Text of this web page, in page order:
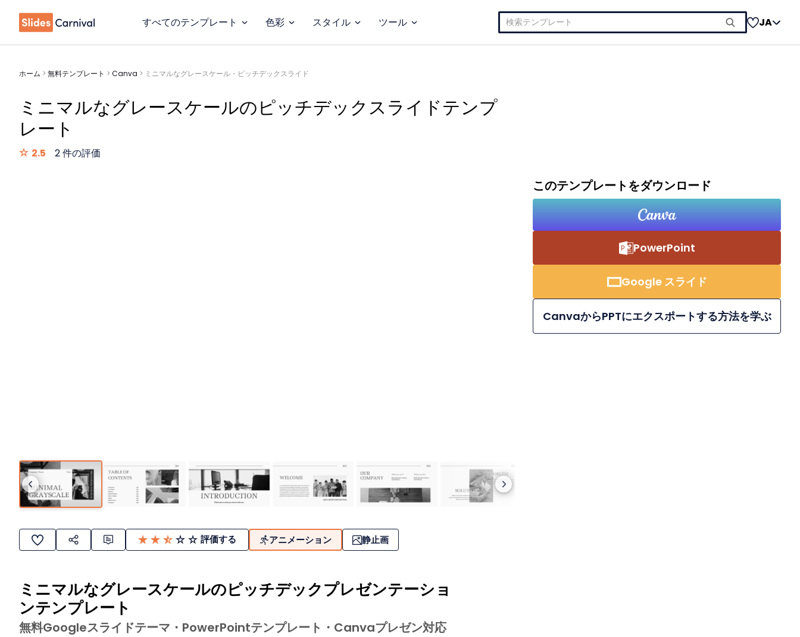
すべてのテンプレート 色彩 スタイル ツール
検
索:
JA
ホーム > 無料テンプレート > Canva > ミニマルなグレースケール・ピッチデックスライド
ミニマルなグレースケールのピッチデックスライドテンプ
レート
2.5 2 件の評価
評価する アニメーション 静止画
ミニマルなグレースケールのピッチデックプレゼンテーショ
ンテンプレート
無料Googleスライドテーマ・PowerPointテンプレート・Canvaプレゼン対応
このテンプレートをダウンロード
PowerPoint
Google スライド
CanvaからPPTにエクスポートする方法を学ぶ